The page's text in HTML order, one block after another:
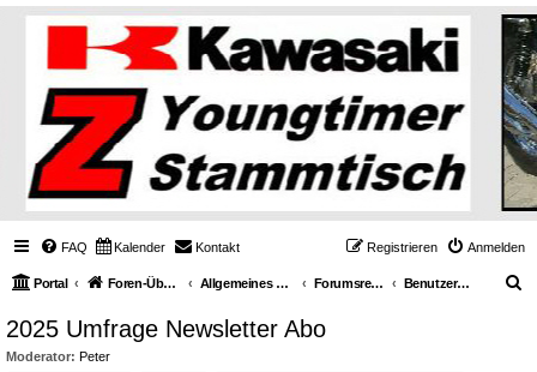
FAQ Kalender Kontakt Anmelden
Registrieren
Portal Foren-Übersicht Allgemeines über Youngtimerbikes Forumsregeln & Abläufe Benutzerhinweise
2025 Umfrage Newsletter Abo
Moderator: Peter